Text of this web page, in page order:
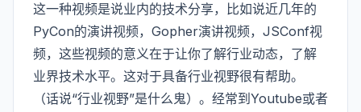
这一种视频是说业内的技术分享，比如说近几年的
PyCon的演讲视频，Gopher演讲视频，JSConf视
频，这些视频的意义在于让你了解行业动态，了解
业界技术水平。这对于具备行业视野很有帮助。
（话说“行业视野”是什么鬼）。经常到Youtube或者